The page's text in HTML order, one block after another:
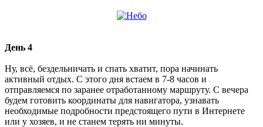
День 4
Ну, всё, бездельничать и спать хватит, пора начинать
активный отдых. С этого дня встаем в 7-8 часов и
отправляемся по заранее отработанному маршруту. С вечера
будем готовить координаты для навигатора, узнавать
необходимые подробности предстоящего пути в Интернете
или у хозяев, и не станем терять ни минуты.